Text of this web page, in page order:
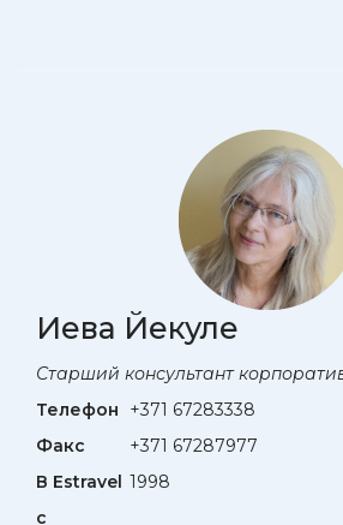
Иева Йекуле
Старший консультант
Телефон
+371 67283338
Факс
+371 67287977
В Estravel
с
1998